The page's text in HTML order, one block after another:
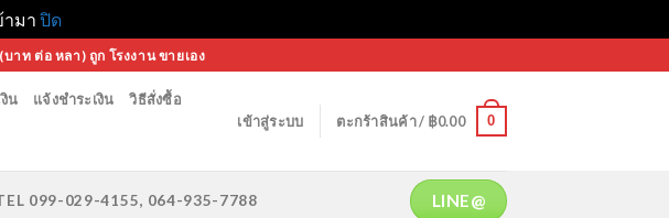
มา ปิด
าท ต่อ หลา) ถูก โรงงาน ขายเอง
น แจ้งชำระเงิน วิธีสั่งซื้อ
เข้าสู่ระบบ ตะกร้าสินค้า / ฿0.00 0
099-029-4155, 064-935-7788 LINE@